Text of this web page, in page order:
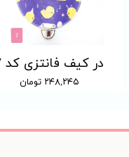
در کیف فانتزی کد 7
۲۴۸,۲۴۵ تومان